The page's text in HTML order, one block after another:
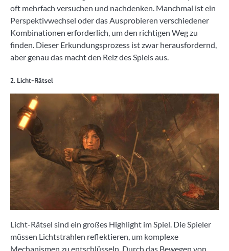
oft mehrfach versuchen und nachdenken. Manchmal ist ein
Perspektivwechsel oder das Ausprobieren verschiedener
Kombinationen erforderlich, um den richtigen Weg zu
finden. Dieser Erkundungsprozess ist zwar herausfordernd,
aber genau das macht den Reiz des Spiels aus.
2. Licht-Rätsel
Licht-Rätsel sind ein großes Highlight im Spiel. Die Spieler
müssen Lichtstrahlen reflektieren, um komplexe
Mechanismen zu entschlüsseln. Durch das Bewegen von